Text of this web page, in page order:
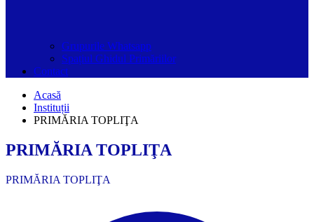
Grupurile Whatsapp
Spațiul Ghidul Primăriilor
Contact
Acasă
Instituții
PRIMĂRIA TOPLIŢA
PRIMĂRIA TOPLIŢA
PRIMĂRIA TOPLIŢA